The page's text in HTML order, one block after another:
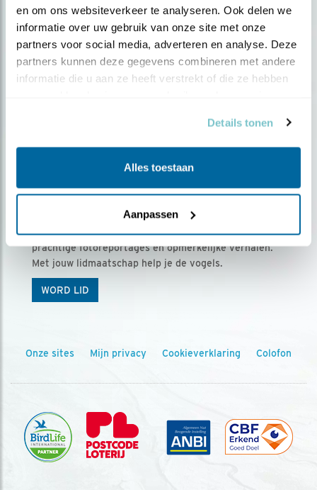
en om ons websiteverkeer te analyseren. Ook delen we
informatie over uw gebruik van onze site met onze
partners voor social media, adverteren en analyse. Deze
partners kunnen deze gegevens combineren met andere
informatie die u aan ze heeft verstrekt of die ze hebben
Details tonen
Alles toestaan
Aanpassen
Ontvang 5 x Vogels voor € 36,00 per jaar
Vogels is het tijdschrift voor onze leden, met
prachtige fotoreportages en opmerkelijke verhalen.
Met jouw lidmaatschap help je de vogels.
WORD LID
Onze sites Mijn privacy Cookieverklaring Colofon